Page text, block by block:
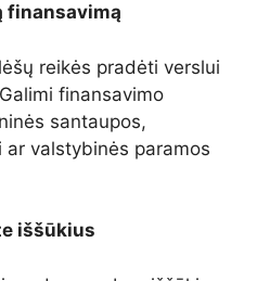
finansavimą
reikės pradėti verslui
finansavimo
santaupos,
valstybinės paramos
iššūkius